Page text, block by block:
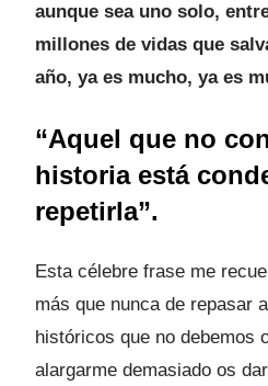
aunque sea uno solo,
millones de vidas que
año, ya es mucho, ya es
“Aquel que no
historia está
repetirla”.
Esta célebre frase me
más que nunca de repasar
históricos que no debemos
alargarme demasiado os